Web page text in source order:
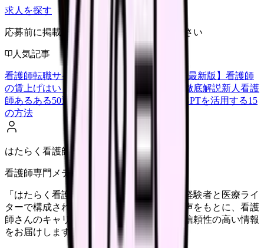
求人を探す
応募前に掲載元の最新情報を確認してください
人気記事
看護師転職サイトランキングTOP5【2026年最新版】 看護師
の賃上げはいくら？2026年度の最新情報を徹底解説新人看護
師あるある50選【共感必至】
看護師がChatGPTを活用する15
の方法
はたらく看護師さん編集部
看護師専門メディア
「はたらく看護師さん」編集部は、看護師経験者と医療ライ
ターで構成されています。現場のリアルな声をもとに、看護
師さんのキャリア・転職・働き方に関する信頼性の高い情報
をお届けします。